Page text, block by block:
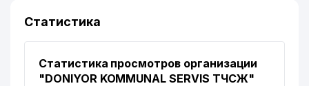
Статистика
Статистика просмотров организации
"DONIYOR KOMMUNAL SERVIS ТЧСЖ"